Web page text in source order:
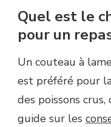
Quel est le
pour un
Un couteau à
est préféré pour
des poissons
guide sur les